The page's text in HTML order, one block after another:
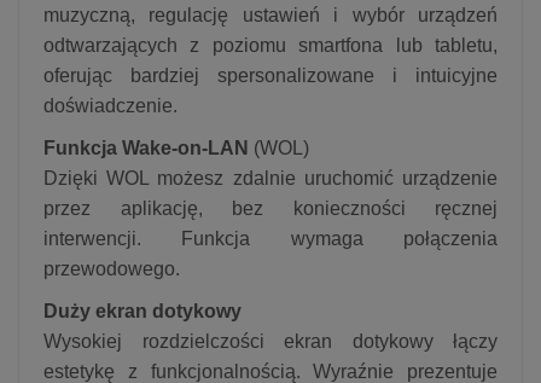
muzyczną, regulację ustawień i wybór urządzeń
odtwarzających z poziomu smartfona lub tabletu,
oferując bardziej spersonalizowane i intuicyjne
doświadczenie.
Funkcja Wake-on-LAN (WOL)
Dzięki WOL możesz zdalnie uruchomić urządzenie
przez aplikację, bez konieczności ręcznej
interwencji. Funkcja wymaga połączenia
przewodowego.
Duży ekran dotykowy
Wysokiej rozdzielczości ekran dotykowy łączy
estetykę z funkcjonalnością. Wyraźnie prezentuje